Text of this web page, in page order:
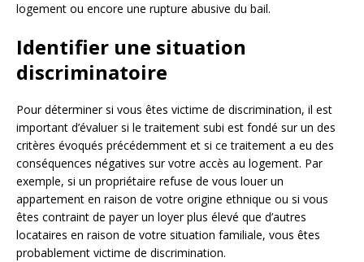
logement ou encore une rupture abusive du bail.
Identifier une situation
discriminatoire
Pour déterminer si vous êtes victime de discrimination, il est
important d’évaluer si le traitement subi est fondé sur un des
critères évoqués précédemment et si ce traitement a eu des
conséquences négatives sur votre accès au logement. Par
exemple, si un propriétaire refuse de vous louer un
appartement en raison de votre origine ethnique ou si vous
êtes contraint de payer un loyer plus élevé que d’autres
locataires en raison de votre situation familiale, vous êtes
probablement victime de discrimination.